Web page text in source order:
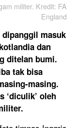
militer. Kredit: FA
England
masuk
dan
ditelan bumi.
tak bisa
masing.
‘diculik’ oleh